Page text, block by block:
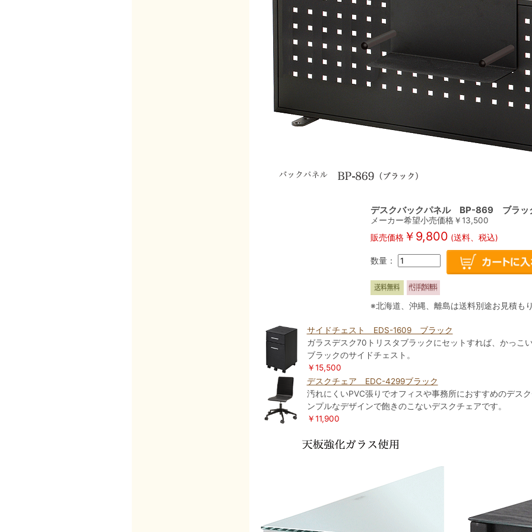
デスクバックパネル BP-869 ブラッ
メーカー希望小売価格￥13,500
販売価格￥9,800 (送料、税込)
数量：
※北海道、沖縄、離島は送料別途お見積も
サイドチェスト EDS-1609 ブラック
ガラスデスク70トリスタブラックにセットすれば、かっこ
ブラックのサイドチェスト。
￥15,500
デスクチェア EDC-4299ブラック
汚れにくいPVC張りでオフィスや事務所におすすめのデス
ンプルなデザインで飽きのこないデスクチェアです。
￥11,900